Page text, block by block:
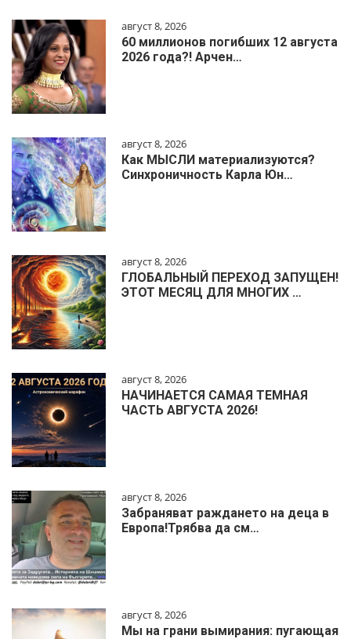
август 8, 2026
60 миллионов погибших 12 августа
2026 года?! Арчен…
август 8, 2026
Как МЫСЛИ материализуются?
Синхроничность Карла Юн…
август 8, 2026
ГЛОБАЛЬНЫЙ ПЕРЕХОД ЗАПУЩЕН!
ЭТОТ МЕСЯЦ ДЛЯ МНОГИХ …
август 8, 2026
НАЧИНАЕТСЯ САМАЯ ТЕМНАЯ
ЧАСТЬ АВГУСТА 2026!
август 8, 2026
Забраняват раждането на деца в
Европа!Трябва да см…
август 8, 2026
Мы на грани вымирания: пугающая